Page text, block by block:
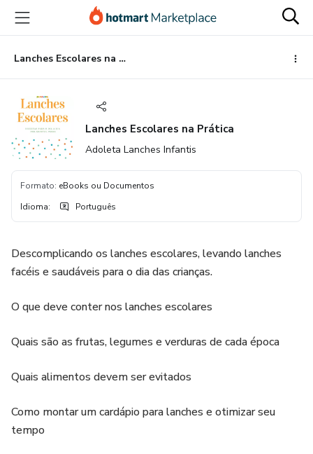
para
conteúdo
principal
para
pagamento
para
rodapé
Lanches Escolares na Prática
Lanches Escolares na Prática
Adoleta Lanches Infantis
Formato: eBooks ou Documentos
Idioma: Português
Descomplicando os lanches escolares, levando lanches
facéis e saudáveis para o dia das crianças.
O que deve conter nos lanches escolares
Quais são as frutas, legumes e verduras de cada época
Quais alimentos devem ser evitados
Como montar um cardápio para lanches e otimizar seu
tempo